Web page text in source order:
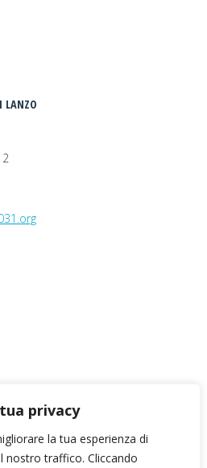
privacy
la tua esperienza di
nostro traffico. Cliccando
LANZO
2
Valli di Lanzo |Privacy +